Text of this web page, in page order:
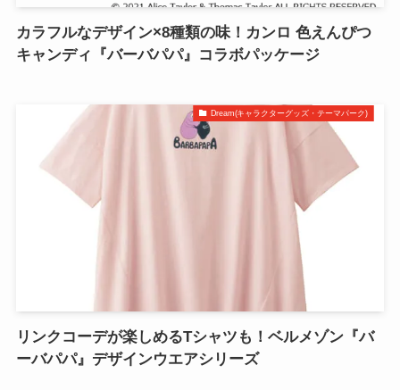
カラフルなデザイン×8種類の味！カンロ 色えんぴつ
キャンディ『バーバパパ』コラボパッケージ
Dream(キャラクターグッズ・テーマパーク)
リンクコーデが楽しめるTシャツも！ベルメゾン『バ
ーバパパ』デザインウエアシリーズ